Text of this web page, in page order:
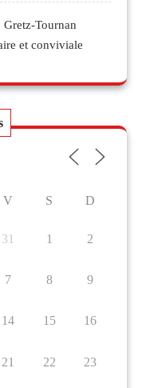
Tournan
et conviviale
V S D
31 1 2
7 8 9
14 15 16
21 22 23